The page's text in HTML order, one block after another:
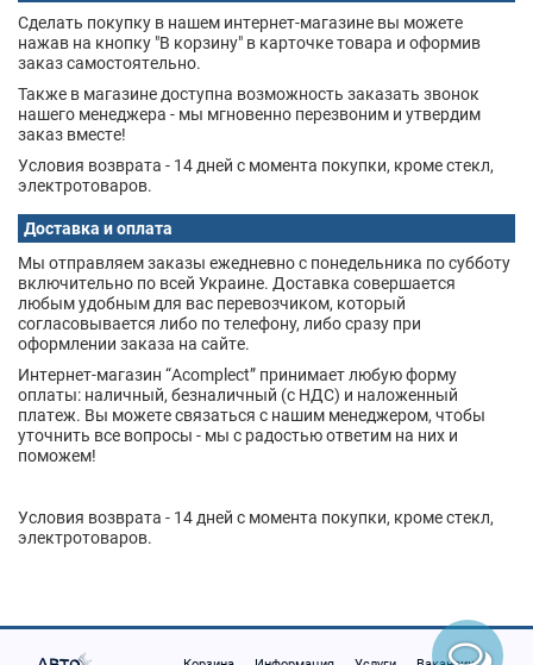
Сделать покупку в нашем интернет-магазине вы можете
нажав на кнопку "В корзину" в карточке товара и оформив
заказ самостоятельно.
Также в магазине доступна возможность заказать звонок
нашего менеджера - мы мгновенно перезвоним и утвердим
заказ вместе!
Условия возврата - 14 дней с момента покупки, кроме стекл,
электротоваров.
Доставка и оплата
Мы отправляем заказы ежедневно с понедельника по субботу
включительно по всей Украине. Доставка совершается
любым удобным для вас перевозчиком, который
согласовывается либо по телефону, либо сразу при
оформлении заказа на сайте.
Интернет-магазин “Acomplect” принимает любую форму
оплаты: наличный, безналичный (с НДС) и наложенный
платеж. Вы можете связаться с нашим менеджером, чтобы
уточнить все вопросы - мы с радостью ответим на них и
поможем!
Условия возврата - 14 дней с момента покупки, кроме стекл,
электротоваров.